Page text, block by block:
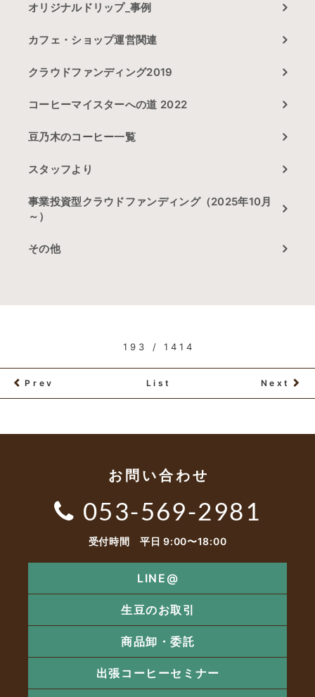
オリジナルドリップ_事例
カフェ・ショップ運営関連
クラウドファンディング2019
コーヒーマイスターへの道 2022
豆乃木のコーヒー一覧
スタッフより
事業投資型クラウドファンディング（2025年10月
～）
その他
193 / 1414
Prev List Next
お問い合わせ
053-569-2981
受付時間 平日 9:00〜18:00
LINE@
生豆のお取引
商品卸・委託
出張コーヒーセミナー